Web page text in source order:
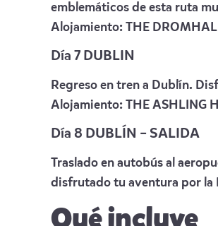
emblemáticos de esta ruta
Alojamiento: THE
Día 7 DUBLIN
Regreso en tren a Dublín.
Alojamiento: THE ASHLING
Día 8 DUBLÍN – SALIDA
Traslado en autobús al
disfrutado tu aventura por la
Qué incluye